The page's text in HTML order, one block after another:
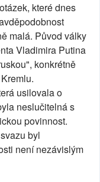
které dnes
malá. Původ války
Vladimira Putina
konkrétně
usilovala o
neslučitelná s
povinnost.
byl
není nezávislým